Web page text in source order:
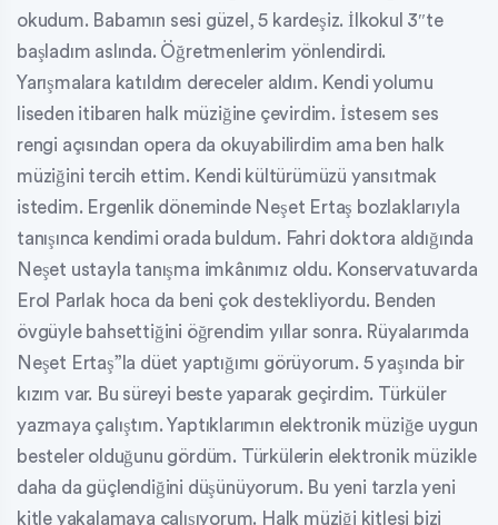
okudum. Babamın sesi güzel, 5 kardeşiz. İlkokul 3″te
başladım aslında. Öğretmenlerim yönlendirdi.
Yarışmalara katıldım dereceler aldım. Kendi yolumu
liseden itibaren halk müziğine çevirdim. İstesem ses
rengi açısından opera da okuyabilirdim ama ben halk
müziğini tercih ettim. Kendi kültürümüzü yansıtmak
istedim. Ergenlik döneminde Neşet Ertaş bozlaklarıyla
tanışınca kendimi orada buldum. Fahri doktora aldığında
Neşet ustayla tanışma imkânımız oldu. Konservatuvarda
Erol Parlak hoca da beni çok destekliyordu. Benden
övgüyle bahsettiğini öğrendim yıllar sonra. Rüyalarımda
Neşet Ertaş”la düet yaptığımı görüyorum. 5 yaşında bir
kızım var. Bu süreyi beste yaparak geçirdim. Türküler
yazmaya çalıştım. Yaptıklarımın elektronik müziğe uygun
besteler olduğunu gördüm. Türkülerin elektronik müzikle
daha da güçlendiğini düşünüyorum. Bu yeni tarzla yeni
kitle yakalamaya çalışıyorum. Halk müziği kitlesi bizi